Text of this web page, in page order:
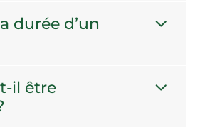
durée d’un
il être